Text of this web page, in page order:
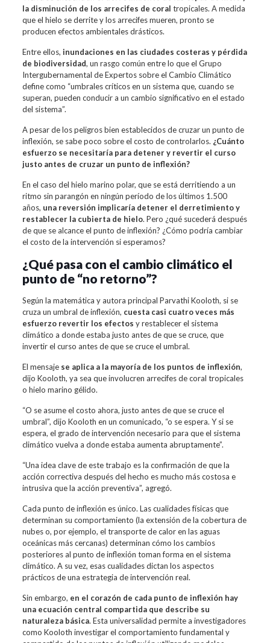
la disminución de los arrecifes de coral tropicales. A medida
que el hielo se derrite y los arrecifes mueren, pronto se
producen efectos ambientales drásticos.
Entre ellos, inundaciones en las ciudades costeras y pérdida
de biodiversidad, un rasgo común entre lo que el Grupo
Intergubernamental de Expertos sobre el Cambio Climático
define como “umbrales críticos en un sistema que, cuando se
superan, pueden conducir a un cambio significativo en el estado
del sistema”.
A pesar de los peligros bien establecidos de cruzar un punto de
inflexión, se sabe poco sobre el costo de controlarlos. ¿Cuánto
esfuerzo se necesitaría para detener y revertir el curso
justo antes de cruzar un punto de inflexión?
En el caso del hielo marino polar, que se está derritiendo a un
ritmo sin parangón en ningún período de los últimos 1.500
años, una reversión implicaría detener el derretimiento y
restablecer la cubierta de hielo. Pero ¿qué sucederá después
de que se alcance el punto de inflexión? ¿Cómo podría cambiar
el costo de la intervención si esperamos?
¿Qué pasa con el cambio climático el
punto de “no retorno”?
Según la matemática y autora principal Parvathi Kooloth, si se
cruza un umbral de inflexión, cuesta casi cuatro veces más
esfuerzo revertir los efectos y restablecer el sistema
climático a donde estaba justo antes de que se cruce, que
invertir el curso antes de que se cruce el umbral.
El mensaje se aplica a la mayoría de los puntos de inflexión,
dijo Kooloth, ya sea que involucren arrecifes de coral tropicales
o hielo marino gélido.
“O se asume el costo ahora, justo antes de que se cruce el
umbral”, dijo Kooloth en un comunicado, “o se espera. Y si se
espera, el grado de intervención necesario para que el sistema
climático vuelva a donde estaba aumenta abruptamente”.
“Una idea clave de este trabajo es la confirmación de que la
acción correctiva después del hecho es mucho más costosa e
intrusiva que la acción preventiva”, agregó.
Cada punto de inflexión es único. Las cualidades físicas que
determinan su comportamiento (la extensión de la cobertura de
nubes o, por ejemplo, el transporte de calor en las aguas
oceánicas más cercanas) determinan cómo los cambios
posteriores al punto de inflexión toman forma en el sistema
climático. A su vez, esas cualidades dictan los aspectos
prácticos de una estrategia de intervención real.
Sin embargo, en el corazón de cada punto de inflexión hay
una ecuación central compartida que describe su
naturaleza básica. Esta universalidad permite a investigadores
como Kooloth investigar el comportamiento fundamental y